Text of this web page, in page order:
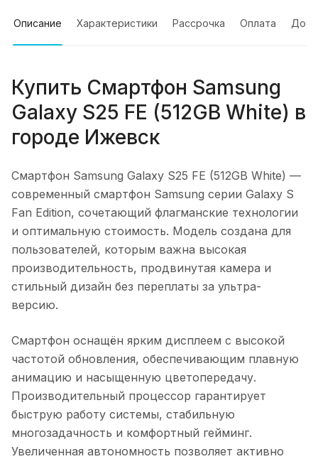
Описание Характеристики Рассрочка Оплата
Купить Смартфон Samsung
Galaxy S25 FE (512GB White) в
городе Ижевск
Смартфон Samsung Galaxy S25 FE (512GB White) —
современный смартфон Samsung серии Galaxy S
Fan Edition, сочетающий флагманские технологии
и оптимальную стоимость. Модель создана для
пользователей, которым важна высокая
производительность, продвинутая камера и
стильный дизайн без переплаты за ультра-
версию.
Смартфон оснащён ярким дисплеем с высокой
частотой обновления, обеспечивающим плавную
анимацию и насыщенную цветопередачу.
Производительный процессор гарантирует
быструю работу системы, стабильную
многозадачность и комфортный гейминг.
Увеличенная автономность позволяет активно